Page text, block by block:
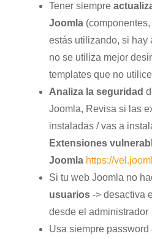
Tener siempre
Joomla
estás utilizando, si hay
no se utiliza mejor
templates que no
Analiza la seguridad
Joomla, Revisa si las
instaladas / vas a
Extensiones
Joomla https://
Si tu web Joomla no
usuarios -> desactiva
desde el administrador
Usa siempre password